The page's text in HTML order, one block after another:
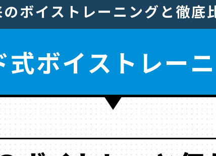
ボイストレーニングと 徹底
式ボイストレー